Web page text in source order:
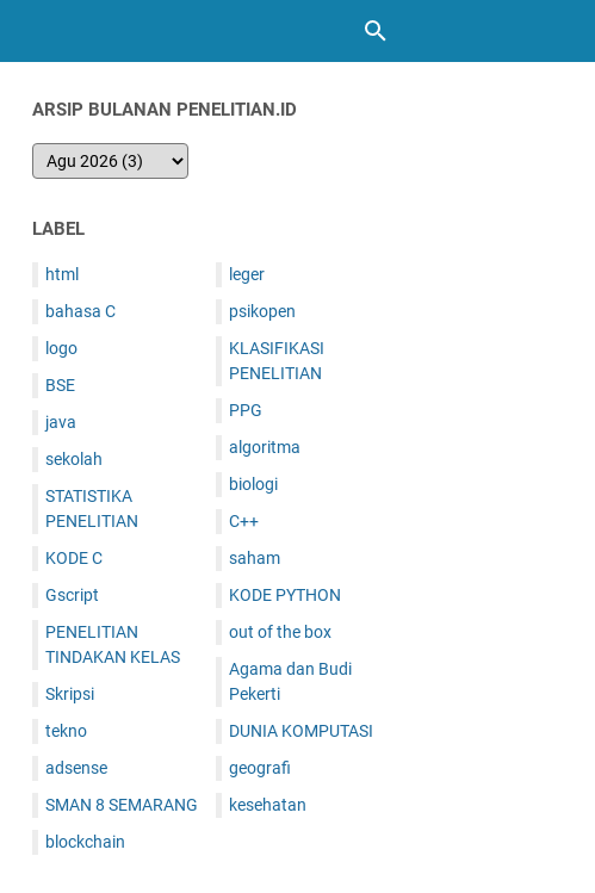
ARSIP BULANAN PENELITIAN.ID
LABEL
html
bahasa C
logo
BSE
java
sekolah
STATISTIKA
PENELITIAN
KODE C
Gscript
PENELITIAN
TINDAKAN KELAS
Skripsi
tekno
adsense
SMAN 8 SEMARANG
blockchain
leger
psikopen
KLASIFIKASI
PENELITIAN
PPG
algoritma
biologi
C++
saham
KODE PYTHON
out of the box
Agama dan Budi
Pekerti
DUNIA KOMPUTASI
geografi
kesehatan